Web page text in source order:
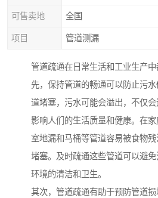
可售卖地 全国
项目 管道测漏
管道疏通在日常生活和工业生产中
先，保持管道的畅通可以防止污
道堵塞，污水可能会溢出，不仅
影响人们的生活质量和健康。在
室地漏和马桶等管道容易被食物
堵塞。及时疏通这些管道可以避
环境的清洁和卫生。
其次，管道疏通有助于预防管道